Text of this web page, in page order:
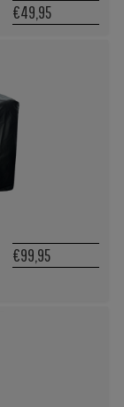
€49,95
€99,95